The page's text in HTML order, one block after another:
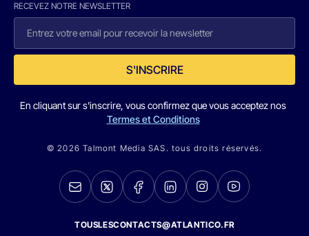
RECEVEZ NOTRE NEWSLETTER
S'INSCRIRE
En cliquant sur s'inscrire, vous confirmez que vous acceptez nos
Termes et Conditions
© 2026 Talmont Media SAS. tous droits réservés.
TOUSLESCONTACTS@ATLANTICO.FR